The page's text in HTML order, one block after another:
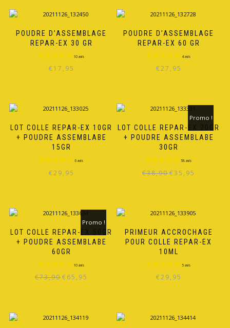
POUDRE D’ASSEMBLAGE
REPAR-EX 30 GR
€17,95
POUDRE D’ASSEMBLAGE
REPAR-EX 60 GR
€27,95
LOT COLLE REPAR-EX 10GR
+ POUDRE ASSEMBLABE
15GR
€29,95
LOT COLLE REPAR-EX 20GR
+ POUDRE ASSEMBLABE
30GR
Promo !
€38,90 Le
€38,90.
€35,95
€35,95.
LOT COLLE REPAR-EX 50GR
+ POUDRE ASSEMBLABE
60GR
Promo !
€73,90 Le
€73,90.
€65,95
€65,95.
PRIMEUR ACCROCHAGE
POUR COLLE REPAR-EX
10ML
€29,95